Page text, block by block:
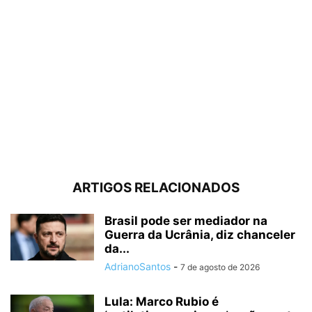
ARTIGOS RELACIONADOS
Brasil pode ser mediador na
Guerra da Ucrânia, diz chanceler
da...
AdrianoSantos - 7 de agosto de 2026
Lula: Marco Rubio é